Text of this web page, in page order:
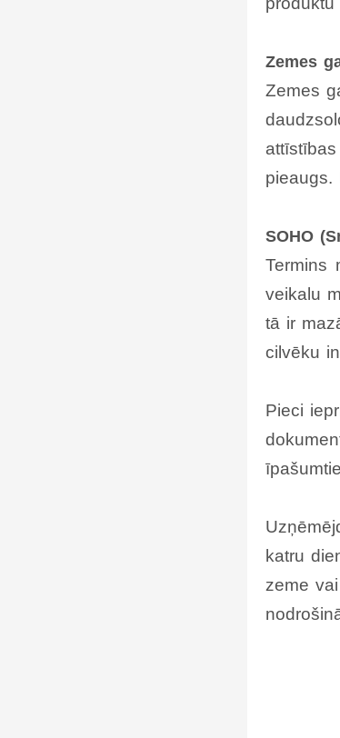
Zemes
Zemes
pieaugs.
SOHO
Termins
veikalu
tā ir
cilvēku
Pieci
katru
zeme